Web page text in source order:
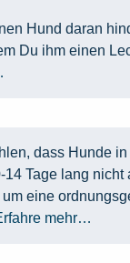
Hund daran
Du ihm einen
dass Hunde in
14 Tage lang nicht
um eine
mehr…